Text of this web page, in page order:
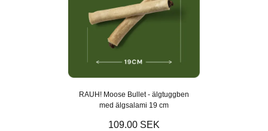
RAUH! Moose Bullet - älgtuggben
med älgsalami 19 cm
109.00 SEK